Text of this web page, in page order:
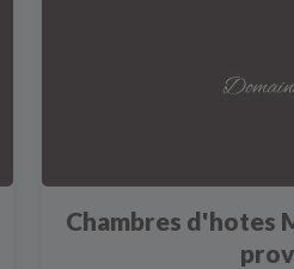
Chambres d'hotes